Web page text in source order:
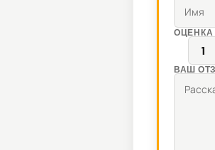
ОЦЕНКА
1
ВАШ